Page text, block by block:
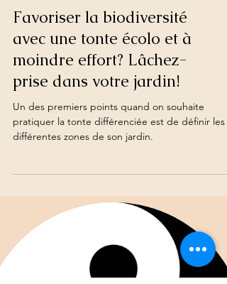
Favoriser la biodiversité
avec une tonte écolo et à
moindre effort? Lâchez-
prise dans votre jardin!
pratiquer la tonte différenciée est de définir les